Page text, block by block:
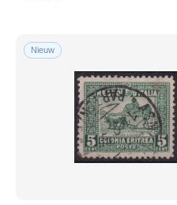
Nieuw